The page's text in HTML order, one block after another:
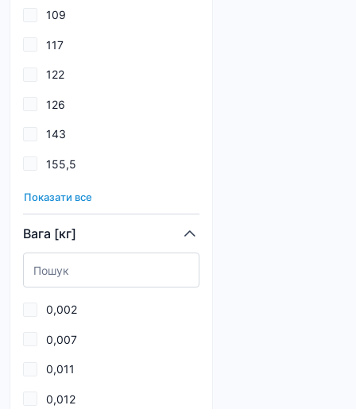
Чотириточкове кріплення
109
117
122
126
143
155,5
157
162
181
195
196
1 005
Показати все
Вага [кг]
0,002
0,007
0,011
0,012